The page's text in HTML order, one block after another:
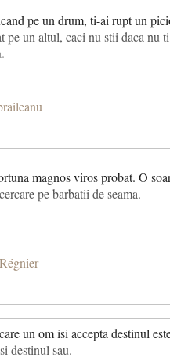
pe un drum, ti-ai rupt un
pe un altul, caci nu stii daca nu
magnos viros probat. O
pe barbatii de seama.
un om isi accepta destinul
destinul sau.